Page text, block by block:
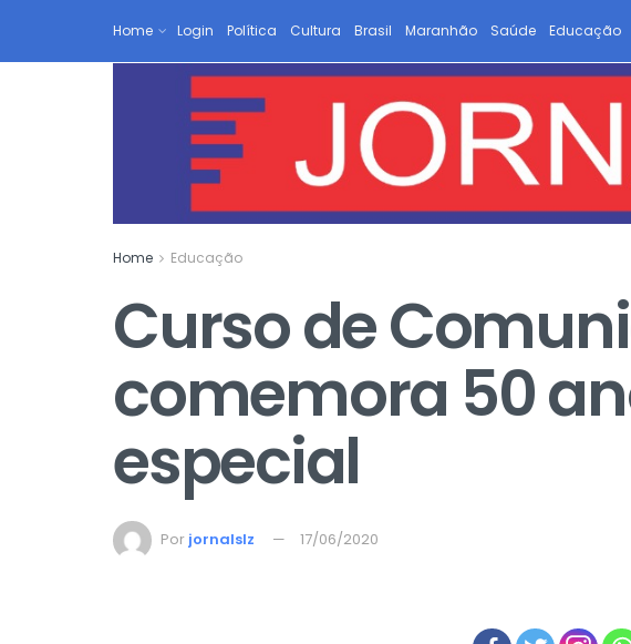
Home Login Política Cultura Brasil Maranhão Saúde Educação
Home Educação
Curso de
comemora 50
especial
Por jornalslz 17/06/2020